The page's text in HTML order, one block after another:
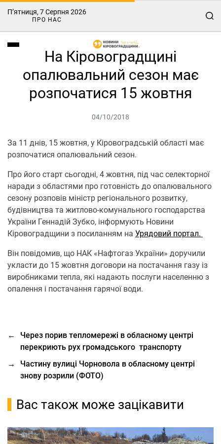
П’ятниця, 7 Серпня 2026
ПРО НАС
На Кіровоградщині
опалювальний сезон має
розпочатися 15 жовтня
04/10/2018
За 11 днів, 15 жовтня, у Кіровоградській області має
розпочатися опалювальний сезон.
Про його старт сьогодні, 4 жовтня, під час селекторної
наради з областями про готовність до опалювального
сезону розповів міністр регіонального розвитку,
будівництва та житлово-комунального господарства
України Геннадій Зубко, інформують Новини
Кіровоградщини з посиланням на Урядовий портал.
Він повідомив, що НАК «Нафтогаз України» доручили
укласти до 15 жовтня договори на постачання газу із
виробниками тепла, які надають послуги населенню з
опалення і постачання гарячої води.
←
Через порив тепломережі в обласному центрі
перекриють рух громадського транспорту
→
Частину вулиці Чорновола в обласному центрі
знову розрили (ФОТО)
Вас також може зацікавити